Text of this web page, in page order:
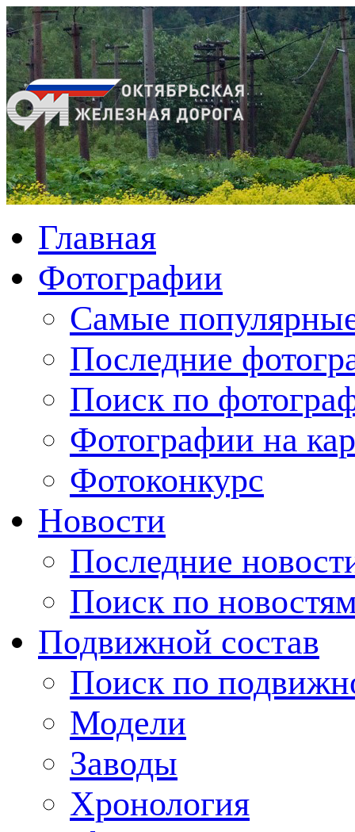
Главная
Фотографии
Cамые
Последние
Поиск по
Фотографии на
Фотоконкурс
Новости
Последние
Поиск по
Подвижной состав
Поиск по
Модели
Заводы
Хронология